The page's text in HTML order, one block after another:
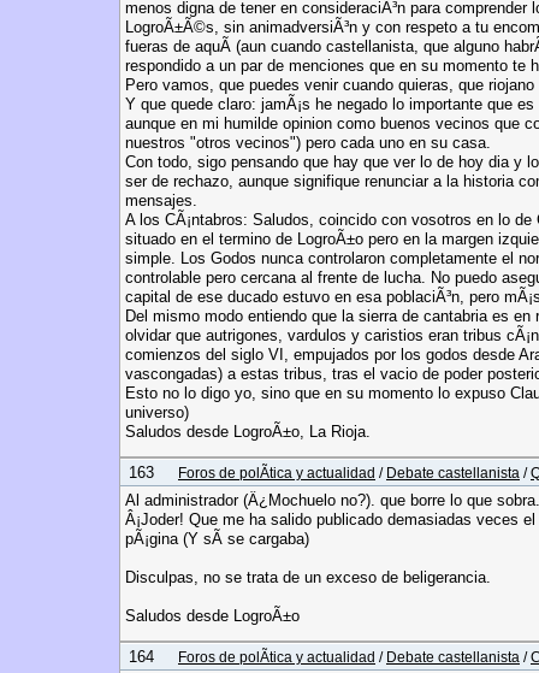
menos digna de tener en consideraciÃ³n para
LogroÃ±Ã©s, sin animadversiÃ³n y con respeto a tu
fueras de aquÃ­ (aun cuando castellanista, que alguno
respondido a un par de menciones que en su momento te
Pero vamos, que puedes venir cuando quieras, que
Y que quede claro: jamÃ¡s he negado lo importante que
aunque en mi humilde opinion como buenos vecinos que
nuestros "otros vecinos") pero cada uno en su casa.
Con todo, sigo pensando que hay que ver lo de hoy dia y
ser de rechazo, aunque signifique renunciar a la historia
mensajes.
A los CÃ¡ntabros: Saludos, coincido con vosotros en lo
situado en el termino de LogroÃ±o pero en la margen
simple. Los Godos nunca controlaron completamente el
controlable pero cercana al frente de lucha. No puedo
capital de ese ducado estuvo en esa poblaciÃ³n, pero
Del mismo modo entiendo que la sierra de cantabria es
olvidar que autrigones, vardulos y caristios eran tribus
comienzos del siglo VI, empujados por los godos desde
vascongadas) a estas tribus, tras el vacio de poder
Esto no lo digo yo, sino que en su momento lo expuso
universo)
Saludos desde LogroÃ±o, La Rioja.
163 Foros de polÃ­tica y actualidad / Debate castellanista /
Al administrador (Â¿Mochuelo no?). que borre lo que sobra.
Â¡Joder! Que me ha salido publicado demasiadas veces
pÃ¡gina (Y sÃ­ se cargaba)
Disculpas, no se trata de un exceso de beligerancia.
Saludos desde LogroÃ±o
164 Foros de polÃ­tica y actualidad / Debate castellanista /